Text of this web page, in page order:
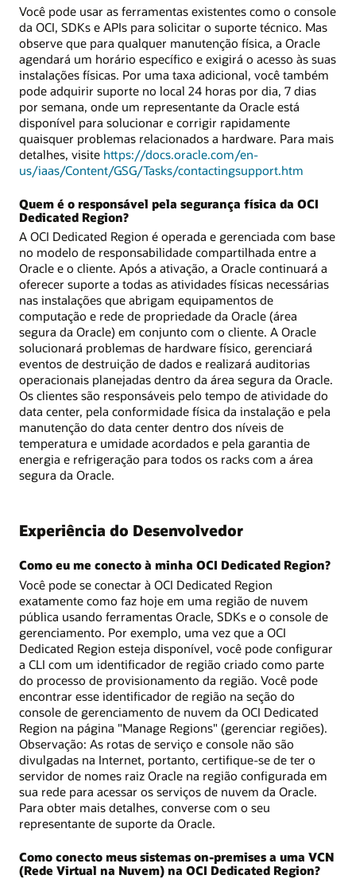
Você pode usar as ferramentas existentes como o console
da OCI, SDKs e APIs para solicitar o suporte técnico. Mas
observe que para qualquer manutenção física, a Oracle
agendará um horário específico e exigirá o acesso às suas
instalações físicas. Por uma taxa adicional, você também
pode adquirir suporte no local 24 horas por dia, 7 dias
por semana, onde um representante da Oracle está
disponível para solucionar e corrigir rapidamente
quaisquer problemas relacionados a hardware. Para mais
detalhes, visite https://docs.oracle.com/en-
us/iaas/Content/GSG/Tasks/contactingsupport.htm
Quem é o responsável pela segurança física da OCI
Dedicated Region?
A OCI Dedicated Region é operada e gerenciada com base
no modelo de responsabilidade compartilhada entre a
Oracle e o cliente. Após a ativação, a Oracle continuará a
oferecer suporte a todas as atividades físicas necessárias
nas instalações que abrigam equipamentos de
computação e rede de propriedade da Oracle (área
segura da Oracle) em conjunto com o cliente. A Oracle
solucionará problemas de hardware físico, gerenciará
eventos de destruição de dados e realizará auditorias
operacionais planejadas dentro da área segura da Oracle.
Os clientes são responsáveis pelo tempo de atividade do
data center, pela conformidade física da instalação e pela
manutenção do data center dentro dos níveis de
temperatura e umidade acordados e pela garantia de
energia e refrigeração para todos os racks com a área
segura da Oracle.
Experiência do Desenvolvedor
Como eu me conecto à minha OCI Dedicated Region?
Você pode se conectar à OCI Dedicated Region
exatamente como faz hoje em uma região de nuvem
pública usando ferramentas Oracle, SDKs e o console de
gerenciamento. Por exemplo, uma vez que a OCI
Dedicated Region esteja disponível, você pode configurar
a CLI com um identificador de região criado como parte
do processo de provisionamento da região. Você pode
encontrar esse identificador de região na seção do
console de gerenciamento de nuvem da OCI Dedicated
Region na página "Manage Regions" (gerenciar regiões).
Observação: As rotas de serviço e console não são
divulgadas na Internet, portanto, certifique-se de ter o
servidor de nomes raiz Oracle na região configurada em
sua rede para acessar os serviços de nuvem da Oracle.
Para obter mais detalhes, converse com o seu
representante de suporte da Oracle.
Como conecto meus sistemas on-premises a uma VCN
(Rede Virtual na Nuvem) na OCI Dedicated Region?